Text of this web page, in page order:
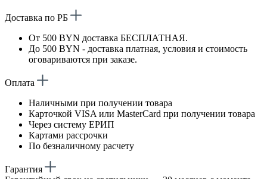
Доставка по РБ
От 500 BYN доставка БЕСПЛАТНАЯ.
До 500 BYN - доставка платная, условия и стоимость
оговариваются при заказе.
Оплата
Наличными при получении товара
Карточкой VISA или MasterCard при получении товара
Через систему ЕРИП
Картами рассрочки
По безналичному расчету
Гарантия